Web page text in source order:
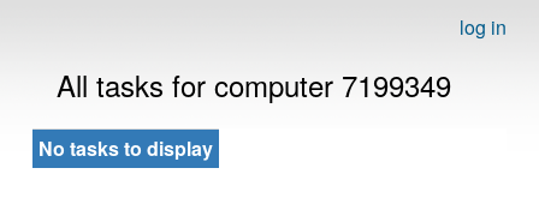
log in
All tasks for computer 7199349
No tasks to display